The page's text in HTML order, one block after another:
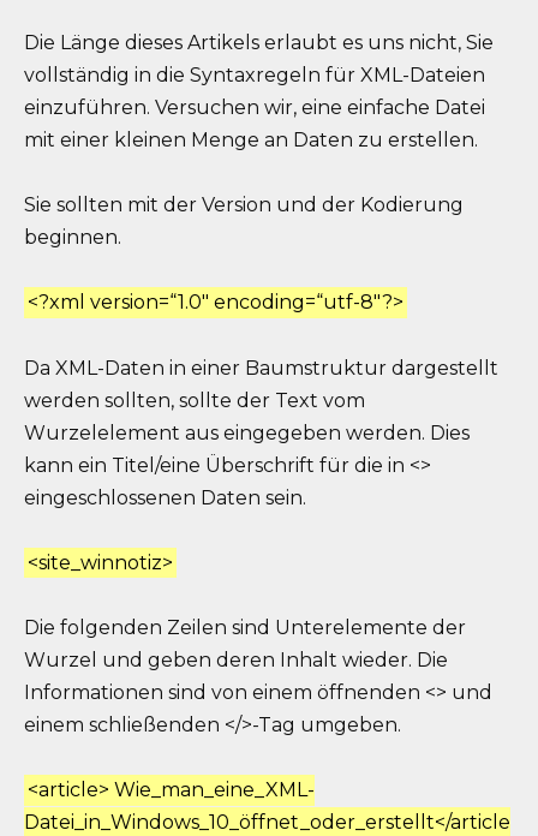
Die Länge dieses Artikels erlaubt es uns nicht, Sie
vollständig in die Syntaxregeln für XML-Dateien
einzuführen. Versuchen wir, eine einfache Datei
mit einer kleinen Menge an Daten zu erstellen.
Sie sollten mit der Version und der Kodierung
beginnen.
<?xml version=“1.0″ encoding=“utf-8″?>
Da XML-Daten in einer Baumstruktur dargestellt
werden sollten, sollte der Text vom
Wurzelelement aus eingegeben werden. Dies
kann ein Titel/eine Überschrift für die in <>
eingeschlossenen Daten sein.
<site_winnotiz>
Die folgenden Zeilen sind Unterelemente der
Wurzel und geben deren Inhalt wieder. Die
Informationen sind von einem öffnenden <> und
einem schließenden </>-Tag umgeben.
<article> Wie_man_eine_XML-
Datei_in_Windows_10_öffnet_oder_erstellt</article